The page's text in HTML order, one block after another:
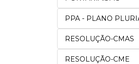
PPA - PLANO
RESOLUÇÃO-CMAS
RESOLUÇÃO-CME